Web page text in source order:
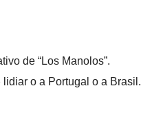
de “Los Manolos”.
o a Portugal o a Brasil.